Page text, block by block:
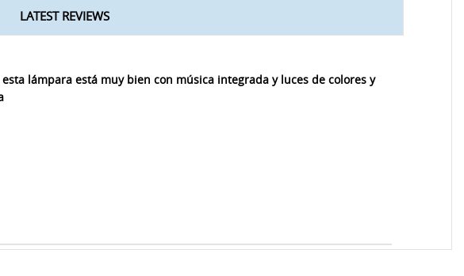
LATEST REVIEWS
lámpara está muy bien con música integrada y luces de colores y